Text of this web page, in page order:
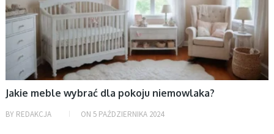
Jakie meble wybrać dla pokoju niemowlaka?
BY REDAKCJA ON 5 PAŹDZIERNIKA 2024